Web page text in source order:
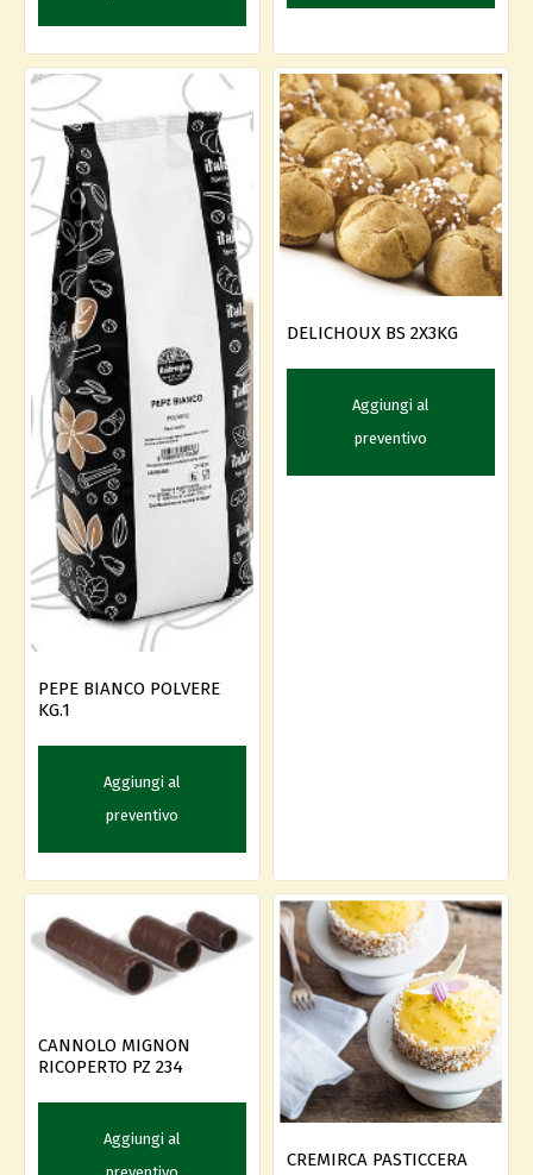
PEPE BIANCO POLVERE
KG.1
Aggiungi al
preventivo
DELICHOUX BS 2X3KG
Aggiungi al
preventivo
CANNOLO MIGNON
RICOPERTO PZ 234
Aggiungi al
CREMIRCA PASTICCERA